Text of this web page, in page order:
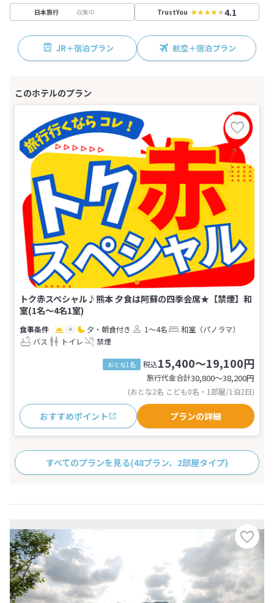
日本旅行 収集中 TrustYou 4.1
JR＋宿泊プラン 航空＋宿泊プラン
トク赤スペシャル♪熊本 夕食は阿蘇の四季会席★【禁煙】和
室(1名～4名1室)
夕・朝食付き 1～4名
和室（パノラマ）
バス
トイレ 禁煙
おとな1名 税込15,400～19,100円
旅行代金合計30,800〜38,200円
(おとな2名 こども0名・1部屋/1泊2日)
おすすめポイント プランの詳細
すべてのプランを見る(48プラン、2部屋タイプ)